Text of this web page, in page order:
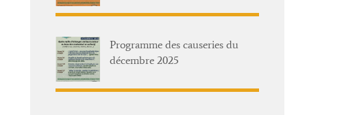
Programme des causeries du
décembre 2025